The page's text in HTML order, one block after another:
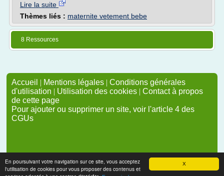
X
En poursuivant votre navigation sur ce site, vous acceptez
l'utilisation de cookies pour vous proposer des contenus et
Lire la suite
Thèmes liés : maternite vetement bebe
8 Ressources
Accueil | Mentions légales | Conditions générales
d'utilisation | Utilisation des cookies | Contact à propos
de cette page
Pour ajouter ou supprimer un site, voir l'article 4 des
CGUs